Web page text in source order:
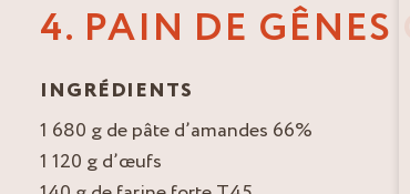
4. PAIN DE GÊNES
INGRÉDIENTS
1 680 g de pâte d’amandes 66%
1 120 g d’œufs